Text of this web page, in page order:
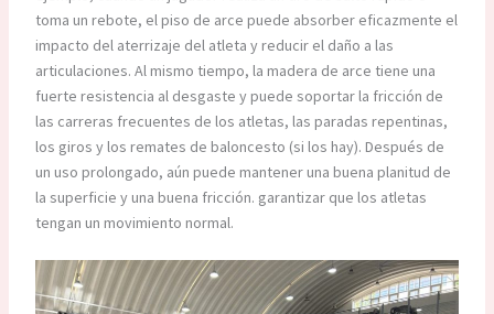
toma un rebote, el piso de arce puede absorber eficazmente el
impacto del aterrizaje del atleta y reducir el daño a las
articulaciones. Al mismo tiempo, la madera de arce tiene una
fuerte resistencia al desgaste y puede soportar la fricción de
las carreras frecuentes de los atletas, las paradas repentinas,
los giros y los remates de baloncesto (si los hay). Después de
un uso prolongado, aún puede mantener una buena planitud de
la superficie y una buena fricción. garantizar que los atletas
tengan un movimiento normal.